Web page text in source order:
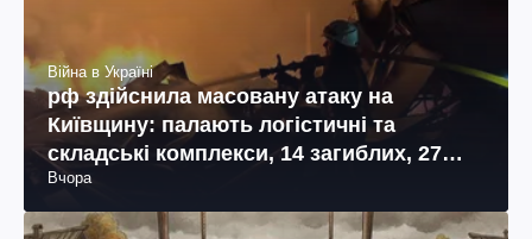
Війна в Україні
рф здійснила масовану атаку на
Київщину: палають логістичні та
складські комплекси, 14 загиблих, 27
поранених (фото, відео)
Вчора